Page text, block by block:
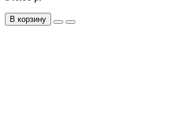
В корзину